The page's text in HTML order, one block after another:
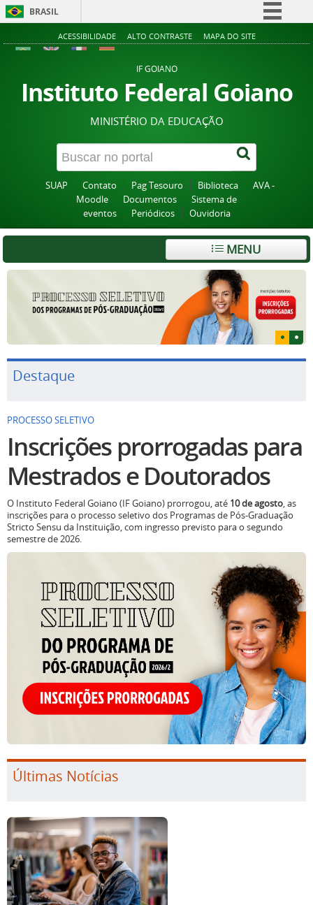
BRASIL
Simplifique!
Acesso à informação
Legislação
Canais
ACESSIBILIDADE ALTO CONTRASTE MAPA DO SITE
IF GOIANO
Instituto Federal Goiano
MINISTÉRIO DA EDUCAÇÃO
SUAP Contato Pag Tesouro Biblioteca
AVA -
Moodle
Documentos
Sistema de
eventos
Periódicos Ouvidoria
MENU
Destaque
PROCESSO SELETIVO
Inscrições prorrogadas para
Mestrados e Doutorados
O Instituto Federal Goiano (IF Goiano) prorrogou, até 10 de agosto, as
inscrições para o processo seletivo dos Programas de Pós-Graduação
Stricto Sensu da Instituição, com ingresso previsto para o segundo
semestre de 2026.
Últimas Notícias